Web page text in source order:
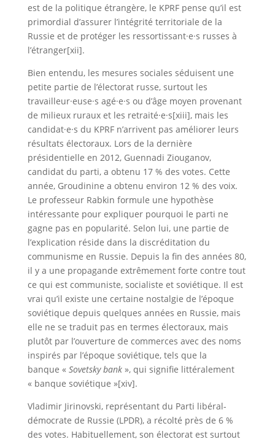
est de la politique étrangère, le KPRF pense qu’il est
primordial d’assurer l’intégrité territoriale de la
Russie et de protéger les ressortissant·e·s russes à
l’étranger[xii].
Bien entendu, les mesures sociales séduisent une
petite partie de l’électorat russe, surtout les
travailleur·euse·s agé·e·s ou d’âge moyen provenant
de milieux ruraux et les retraité·e·s[xiii], mais les
candidat·e·s du KPRF n’arrivent pas améliorer leurs
résultats électoraux. Lors de la dernière
présidentielle en 2012, Guennadi Ziouganov,
candidat du parti, a obtenu 17 % des votes. Cette
année, Groudinine a obtenu environ 12 % des voix.
Le professeur Rabkin formule une hypothèse
intéressante pour expliquer pourquoi le parti ne
gagne pas en popularité. Selon lui, une partie de
l’explication réside dans la discréditation du
communisme en Russie. Depuis la fin des années 80,
il y a une propagande extrêmement forte contre tout
ce qui est communiste, socialiste et soviétique. Il est
vrai qu’il existe une certaine nostalgie de l’époque
soviétique depuis quelques années en Russie, mais
elle ne se traduit pas en termes électoraux, mais
plutôt par l’ouverture de commerces avec des noms
inspirés par l’époque soviétique, tels que la
banque « Sovetsky bank», qui signifie littéralement
« banque soviétique »[xiv].
Vladimir Jirinovski, représentant du Parti libéral-
démocrate de Russie (LPDR), a récolté près de 6 %
des votes. Habituellement, son électorat est surtout